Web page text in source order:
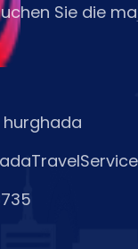
Sie die
Sie
Sie über die
Sie eine
hurghada